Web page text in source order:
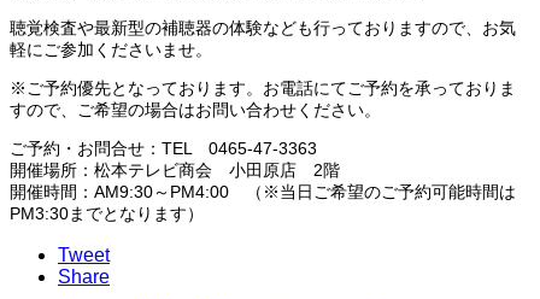
聴覚検査や最新型の補聴器の体験なども行っておりますので、お気
軽にご参加くださいませ。
※ご予約優先となっております。お電話にてご予約を承っておりま
すので、ご希望の場合はお問い合わせください。
ご予約・お問合せ：TEL 0465-47-3363
開催場所：松本テレビ商会 小田原店 2階
開催時間：AM9:30～PM4:00 （※当日ご希望のご予約可能時間は
PM3:30までとなります）
Tweet
Share